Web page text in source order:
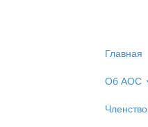
Главная
Об АОС
Членство